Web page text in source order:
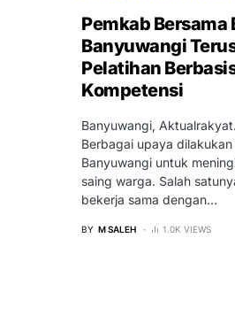
Pemkab Bersama
Banyuwangi
Pelatihan
Kompetensi
Banyuwangi,
Berbagai upaya dilakukan
Banyuwangi untuk
saing warga. Salah
bekerja sama dengan…
BY M SALEH 1.0K VIEWS